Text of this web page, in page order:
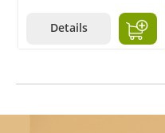
Details